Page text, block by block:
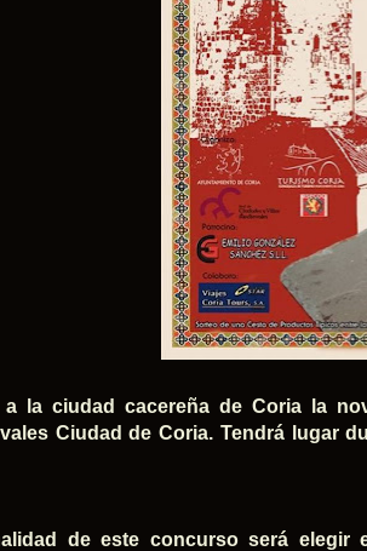
a la ciudad cacereña de Coria la
Ciudad de Coria. Tendrá lugar
de este concurso será elegir